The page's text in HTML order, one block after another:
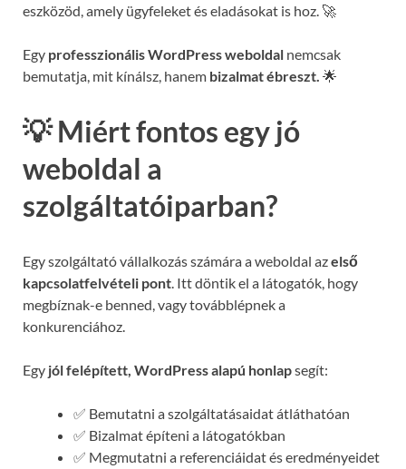
eszközöd, amely ügyfeleket és eladásokat is hoz. 🚀
Egy professzionális WordPress weboldal nemcsak
bemutatja, mit kínálsz, hanem bizalmat ébreszt. 🌟
💡 Miért fontos egy jó
weboldal a
szolgáltatóiparban?
Egy szolgáltató vállalkozás számára a weboldal azelső
kapcsolatfelvételi pont. Itt döntik el a látogatók, hogy
megbíznak-e benned, vagy továbblépnek a
konkurenciához.
Egy jól felépített, WordPress alapú honlapsegít:
✅ Bemutatni a szolgáltatásaidat átláthatóan
✅ Bizalmat építeni a látogatókban
✅ Megmutatni a referenciáidat és eredményeidet